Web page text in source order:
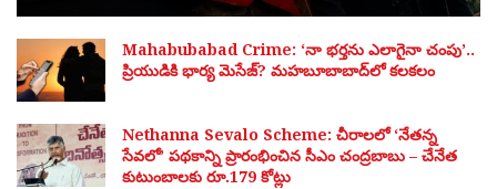
Mahabubabad Crime: ‘నా భర్తను ఎలాగైనా చంపు’..
ప్రియుడికి భార్య మెసేజ్? మహబూబాబాద్‌లో కలకలం
Nethanna Sevalo Scheme: చీరాలలో ‘నేతన్న
సేవలో’ పథకాన్ని ప్రారంభించిన సీఎం చంద్రబాబు – చేనేత
కుటుంబాలకు రూ.179 కోట్లు